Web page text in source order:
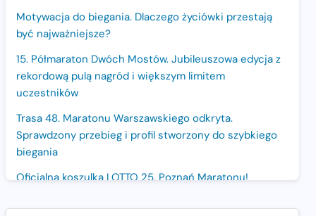
Motywacja do biegania. Dlaczego życiówki przestają
być najważniejsze?
15. Półmaraton Dwóch Mostów. Jubileuszowa edycja z
rekordową pulą nagród i większym limitem
uczestników
Trasa 48. Maratonu Warszawskiego odkryta.
Sprawdzony przebieg i profil stworzony do szybkiego
biegania
Oficjalna koszulka LOTTO 25. Poznań Maratonu!